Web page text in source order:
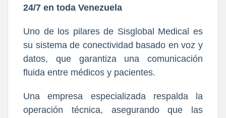
24/7 en toda Venezuela
Uno de los pilares de Sisglobal Medical es
su sistema de conectividad basado en voz y
datos, que garantiza una comunicación
fluida entre médicos y pacientes.
Una empresa especializada respalda la
operación técnica, asegurando que las